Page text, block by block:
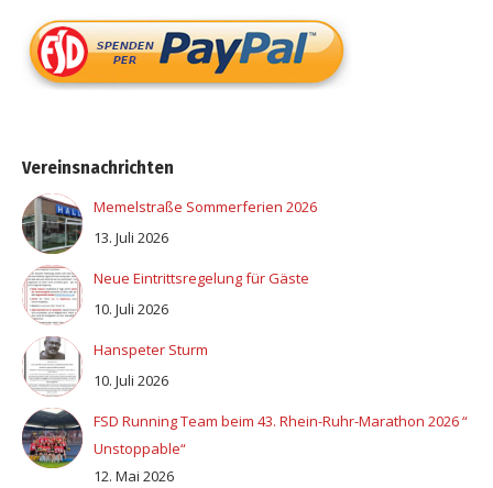
Vereinsnachrichten
Memelstraße Sommerferien 2026
13. Juli 2026
Neue Eintrittsregelung für Gäste
10. Juli 2026
Hanspeter Sturm
10. Juli 2026
FSD Running Team beim 43. Rhein-Ruhr-Marathon 2026 “
Unstoppable“
12. Mai 2026